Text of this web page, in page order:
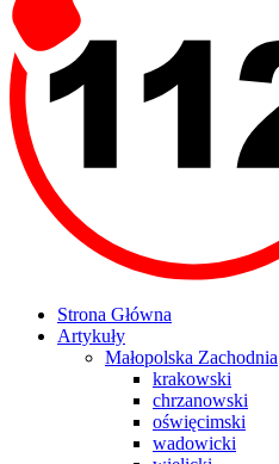
Strona Główna
Artykuły
Małopolska Zachodnia
krakowski
chrzanowski
oświęcimski
wadowicki